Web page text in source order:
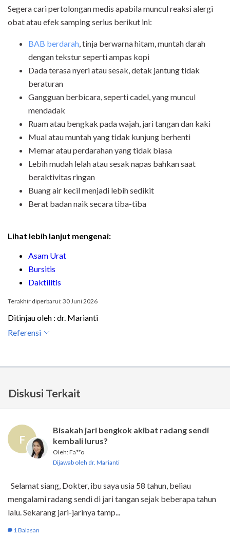
Segera cari pertolongan medis apabila muncul reaksi alergi
obat atau efek samping serius berikut ini:
BAB berdarah, tinja berwarna hitam, muntah darah
dengan tekstur seperti ampas kopi
Dada terasa nyeri atau sesak, detak jantung tidak
beraturan
Gangguan berbicara, seperti cadel, yang muncul
mendadak
Ruam atau bengkak pada wajah, jari tangan dan kaki
Mual atau muntah yang tidak kunjung berhenti
Memar atau perdarahan yang tidak biasa
Lebih mudah lelah atau sesak napas bahkan saat
beraktivitas ringan
Buang air kecil menjadi lebih sedikit
Berat badan naik secara tiba-tiba
Lihat lebih lanjut mengenai:
Asam Urat
Bursitis
Daktilitis
Terakhir diperbarui: 30 Juni 2026